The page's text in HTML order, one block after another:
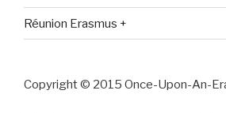
Réunion Erasmus +
Copyright © 2015 Once-Upon-An-